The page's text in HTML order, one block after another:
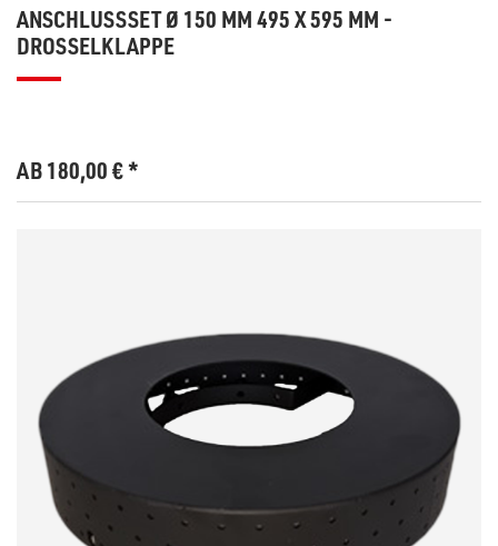
ANSCHLUSSSET Ø 150 MM 495 X 595 MM -
DROSSELKLAPPE
AB 180,00€*